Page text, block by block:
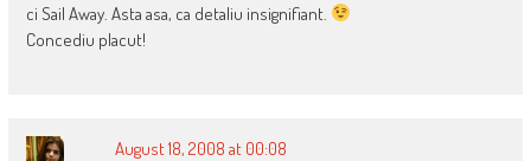
ci Sail Away. Asta asa, ca detaliu insignifiant.
Concediu placut!
August 18, 2008 at 00:08